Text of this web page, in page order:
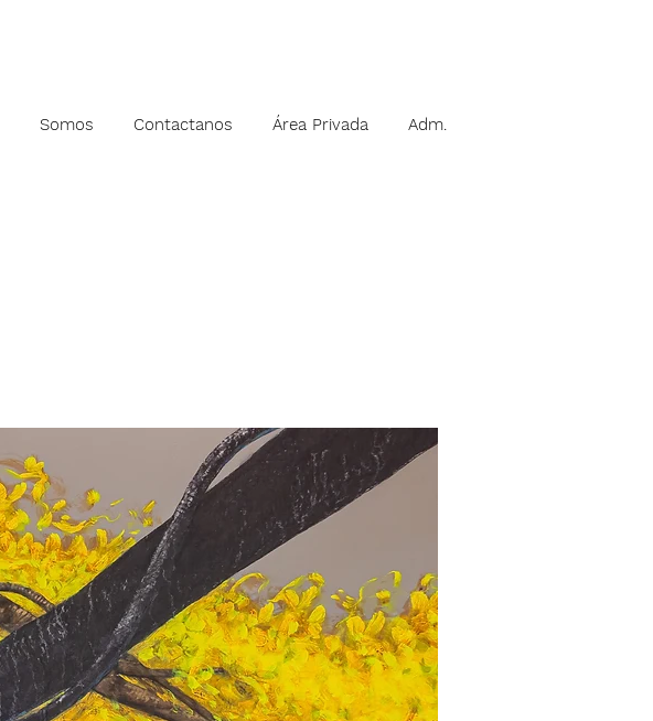
Somos Contactanos Área Privada Adm.